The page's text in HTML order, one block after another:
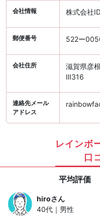
会社情報 株式会社
郵便番号 522ー
会社住所
滋賀県彦
Ⅲ316
連絡先メール
アドレス
レインボ
口
平均評価
hiroさん
40代｜男性